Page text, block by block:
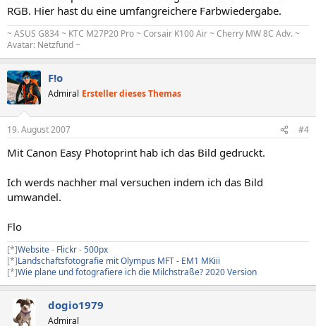
RGB. Hier hast du eine umfangreichere Farbwiedergabe.
~ ASUS G834 ~ KTC M27P20 Pro ~ Corsair K100 Air ~ Cherry MW 8C Adv. ~
Avatar: Netzfund ~
F!o
Admiral Ersteller dieses Themas
19. August 2007 #4
Mit Canon Easy Photoprint hab ich das Bild gedruckt.
Ich werds nachher mal versuchen indem ich das Bild
umwandel.
Flo
[*]Website- Flickr-500px
[*]Landschaftsfotografie mit Olympus MFT - EM1 MKiii
[*]Wie plane und fotografiere ich die Milchstraße? 2020 Version
dogio1979
Admiral